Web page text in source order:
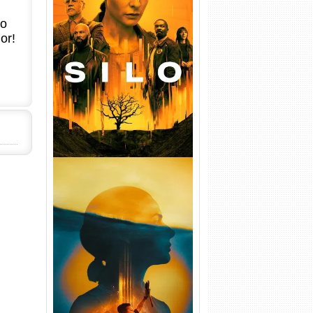
Silo 1ª Temporada Torrent
(2023) WEB-DL
720p/1080p/4K Dual Áudio
Silo 2ª Temporada (2024)
WEB-DL 1080p Dual Áudio